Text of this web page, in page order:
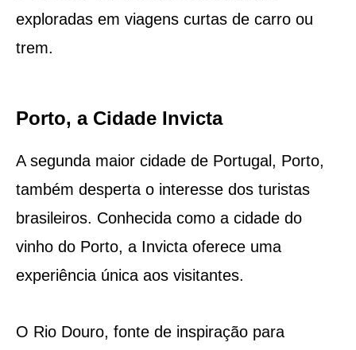
exploradas em viagens curtas de carro ou
trem.
Porto, a Cidade Invicta
A segunda maior cidade de Portugal, Porto,
também desperta o interesse dos turistas
brasileiros. Conhecida como a cidade do
vinho do Porto, a Invicta oferece uma
experiência única aos visitantes.
O Rio Douro, fonte de inspiração para